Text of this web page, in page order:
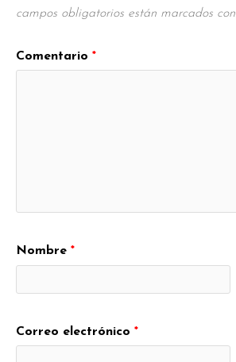
campos obligatorios están marcados con
Comentario *
Nombre *
Correo electrónico *